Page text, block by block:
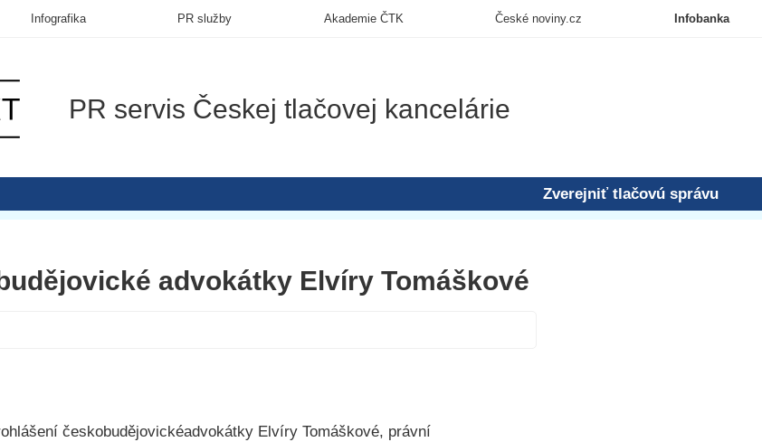
PR servis Českej tlačovej kancelárie
Zverejniť tlačovú správu
Infobanka
Infografika PR služby Akademie ČTK České noviny.cz
advokátky Elvíry Tomáškové
českobudějovickéadvokátky Elvíry Tomáškové, právní